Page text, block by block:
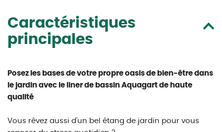
Caractéristiques
principales
Posez les bases de votre propre oasis de bien-être dans
le jardin avec le liner de bassin Aquagart de haute
qualité
Vous rêvez aussi d'un bel étang de jardin pour vous